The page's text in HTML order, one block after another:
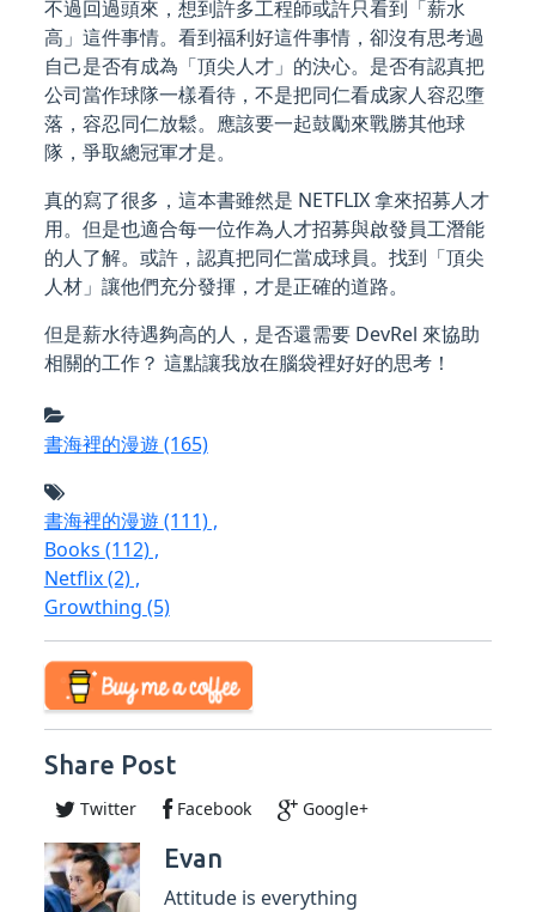
不過回過頭來，想到許多工程師或許只看到「薪水
高」這件事情。看到福利好這件事情，卻沒有思考過
自己是否有成為「頂尖人才」的決心。是否有認真把
公司當作球隊一樣看待，不是把同仁看成家人容忍墮
落，容忍同仁放鬆。應該要一起鼓勵來戰勝其他球
隊，爭取總冠軍才是。
真的寫了很多，這本書雖然是 NETFLIX 拿來招募人才
用。但是也適合每一位作為人才招募與啟發員工潛能
的人了解。或許，認真把同仁當成球員。找到「頂尖
人材」讓他們充分發揮，才是正確的道路。
但是薪水待遇夠高的人，是否還需要 DevRel 來協助
相關的工作？ 這點讓我放在腦袋裡好好的思考！
書海裡的漫遊 (165)
書海裡的漫遊 (111),
Books (112),
Netflix(2),
Growthing (5)
Share Post
Twitter Facebook Google+
Evan
Attitude is everything